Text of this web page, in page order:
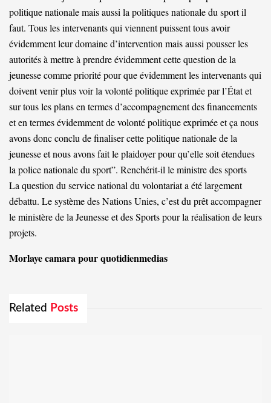
politique nationale mais aussi la politiques nationale du sport il
faut. Tous les intervenants qui viennent puissent tous avoir
évidemment leur domaine d’intervention mais aussi pousser les
autorités à mettre à prendre évidemment cette question de la
jeunesse comme priorité pour que évidemment les intervenants qui
doivent venir plus voir la volonté politique exprimée par l’État et
sur tous les plans en termes d’accompagnement des financements
et en termes évidemment de volonté politique exprimée et ça nous
avons donc conclu de finaliser cette politique nationale de la
jeunesse et nous avons fait le plaidoyer pour qu’elle soit étendues
la police nationale du sport”. Renchérit-il le ministre des sports
La question du service national du volontariat a été largement
débattu. Le système des Nations Unies, c’est du prêt accompagner
le ministère de la Jeunesse et des Sports pour la réalisation de leurs
projets.
Morlaye camara pour quotidienmedias
Related Posts